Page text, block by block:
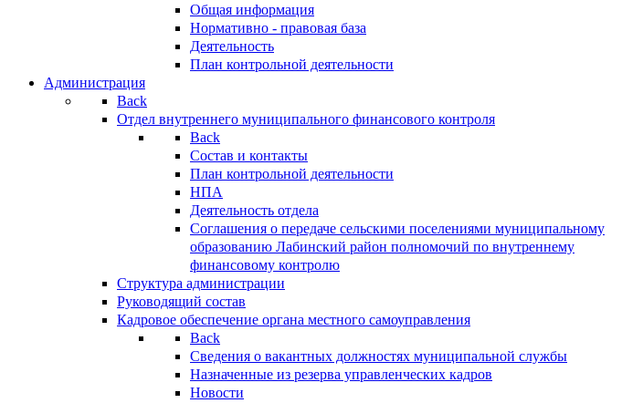
Общая информация
Нормативно - правовая база
Деятельность
План контрольной деятельности
Администрация
Back
Отдел внутреннего муниципального финансового контроля
Back
Состав и контакты
План контрольной деятельности
НПА
Деятельность отдела
Соглашения о передаче сельскими поселениями муниципальному
образованию Лабинский район полномочий по внутреннему
финансовому контролю
Структура администрации
Руководящий состав
Кадровое обеспечение органа местного самоуправления
Back
Сведения о вакантных должностях муниципальной службы
Назначенные из резерва управленческих кадров
Новости